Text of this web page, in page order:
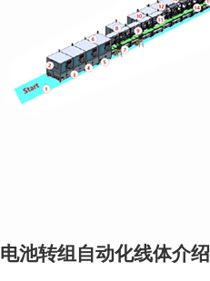
电池转组自动化线体介绍